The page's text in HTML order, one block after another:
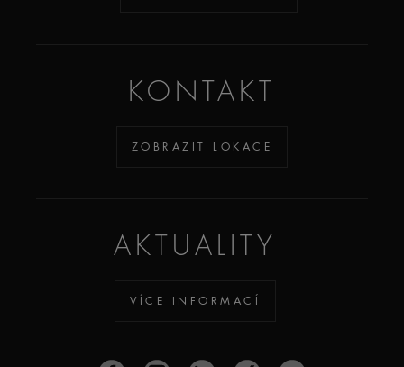
KONTAKT
ZOBRAZIT LOKACE
AKTUALITY
VÍCE INFORMACÍ